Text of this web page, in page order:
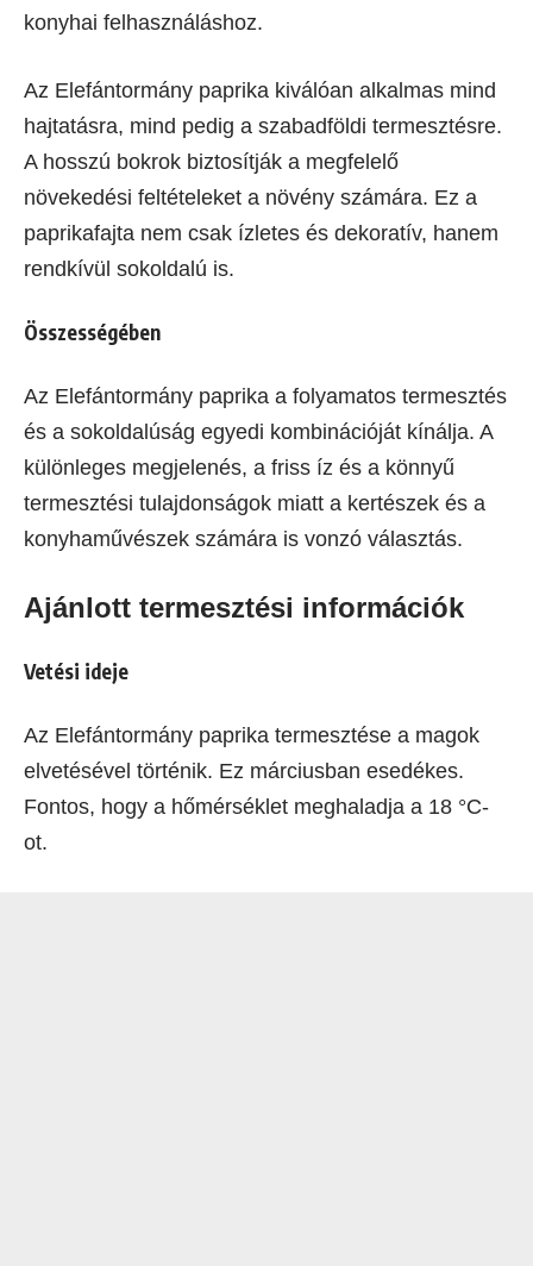
konyhai felhasználáshoz.
Az Elefántormány paprika kiválóan alkalmas mind
hajtatásra, mind pedig a szabadföldi termesztésre.
A hosszú bokrok biztosítják a megfelelő
növekedési feltételeket a növény számára. Ez a
paprikafajta nem csak ízletes és dekoratív, hanem
rendkívül sokoldalú is.
Összességében
Az Elefántormány paprika a folyamatos termesztés
és a sokoldalúság egyedi kombinációját kínálja. A
különleges megjelenés, a friss íz és a könnyű
termesztési tulajdonságok miatt a kertészek és a
konyhaművészek számára is vonzó választás.
Ajánlott termesztési információk
Vetési ideje
Az Elefántormány paprika termesztése a magok
elvetésével történik. Ez márciusban esedékes.
Fontos, hogy a hőmérséklet meghaladja a 18 °C-
ot.